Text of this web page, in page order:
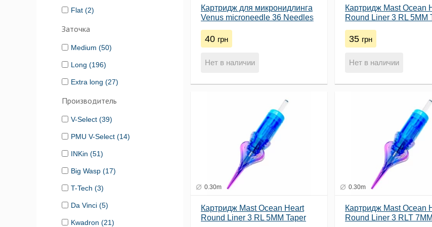
Flat (2)
Заточка
Medium (50)
Long (196)
Extra long (27)
Производитель
V-Select (39)
PMU V-Select (14)
INKin (51)
Big Wasp (17)
T-Tech (3)
Da Vinci (5)
Kwadron (21)
Картридж для микронидлинга
Venus microneedle 36 Needles
40 грн
Нет в наличии
Картридж Mast Ocean
Round Liner 3 RL 5MM
35 грн
Нет в наличии
0.30m
Картридж Mast Ocean Heart
Round Liner 3 RL 5MM Taper
0.30m
Картридж Mast Ocean
Round Liner 3 RLT